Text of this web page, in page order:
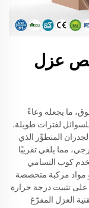
عزل
ما يجعله وعاءً
لفترات طويلة.
المتطوِّر الذي
مما يلغي تقريبًا
كوب التسامي
مواد مركبة متخصصة
على تثبيت درجة حرارة
العزل المفرّغ